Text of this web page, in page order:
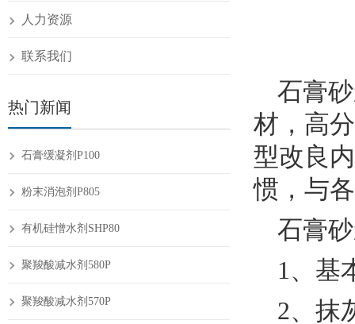
石膏
材，高
型改良
惯，与
石膏
1、基
2、抹
人力资源
联系我们
热门新闻
石膏缓凝剂P100
粉末消泡剂P805
有机硅憎水剂SHP80
聚羧酸减水剂580P
聚羧酸减水剂570P